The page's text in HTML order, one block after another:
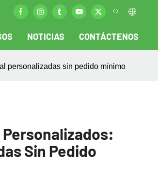
NOTICIAS CONTÁCTENOS
personalizadas sin pedido mínimo
Sin Pedido